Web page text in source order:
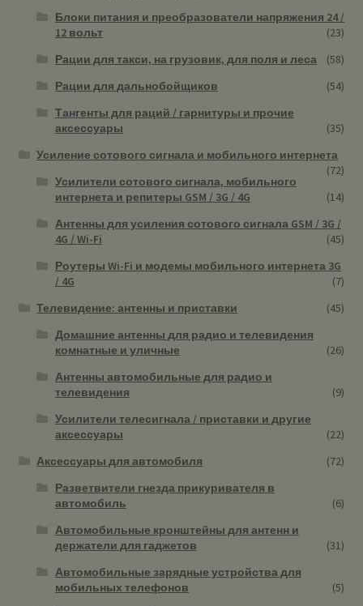
Блоки питания и преобразователи напряжения 24 /
12 вольт
(23)
Рации для такси, на грузовик, для поля и леса
(58)
Рации для дальнобойщиков
(54)
Тангенты для раций / гарнитуры и прочие
аксессуары
(35)
Усиление сотового сигнала и мобильного интернета
(72)
Усилители сотового сигнала, мобильного
интернета и репитеры GSM / 3G / 4G
(14)
Антенны для усиления сотового сигнала GSM / 3G /
4G / Wi-Fi
(45)
Роутеры Wi-Fi и модемы мобильного интернета 3G
/ 4G
(7)
Телевидение: антенны и приставки
(45)
Домашние антенны для радио и телевидения
комнатные и уличные
(26)
Антенны автомобильные для радио и
телевидения
(9)
Усилители телесигнала / приставки и другие
аксессуары
(22)
Аксессуары для автомобиля
(72)
Разветвители гнезда прикуривателя в
автомобиль
(6)
Автомобильные кронштейны для антенн и
держатели для гаджетов
(31)
Автомобильные зарядные устройства для
мобильных телефонов
(5)